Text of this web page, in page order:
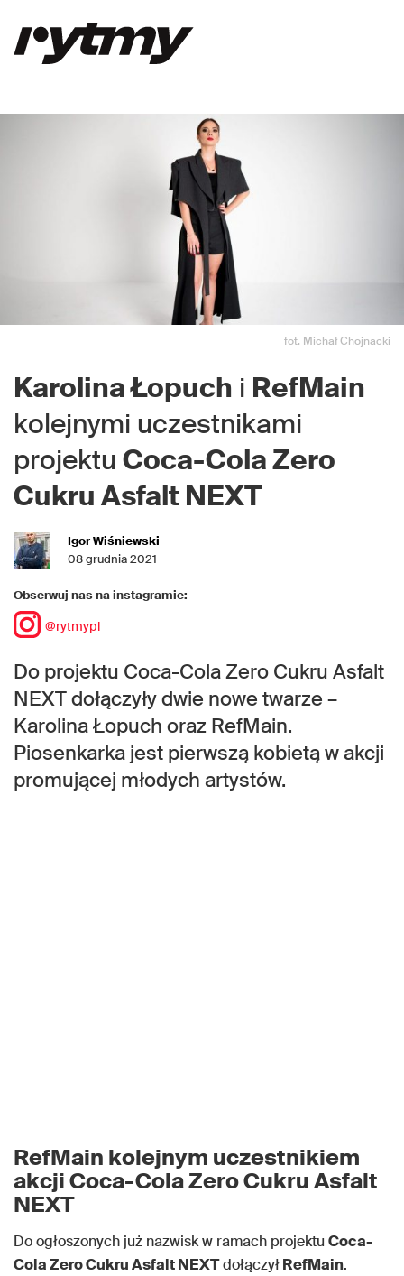
fot. Michał Chojnacki
Karolina Łopuch i RefMain
kolejnymi uczestnikami
projektu Coca-Cola Zero
Cukru Asfalt NEXT
Igor Wiśniewski
08 grudnia 2021
Obserwuj nas na instagramie:
@rytmypl
Do projektu Coca-Cola Zero Cukru Asfalt
NEXT dołączyły dwie nowe twarze –
Karolina Łopuch oraz RefMain.
Piosenkarka jest pierwszą kobietą w akcji
promującej młodych artystów.
RefMain kolejnym uczestnikiem
akcji Coca-Cola Zero Cukru Asfalt
NEXT
Do ogłoszonych już nazwisk w ramach projektu Coca-
Cola Zero Cukru Asfalt NEXTdołączyłRefMain.